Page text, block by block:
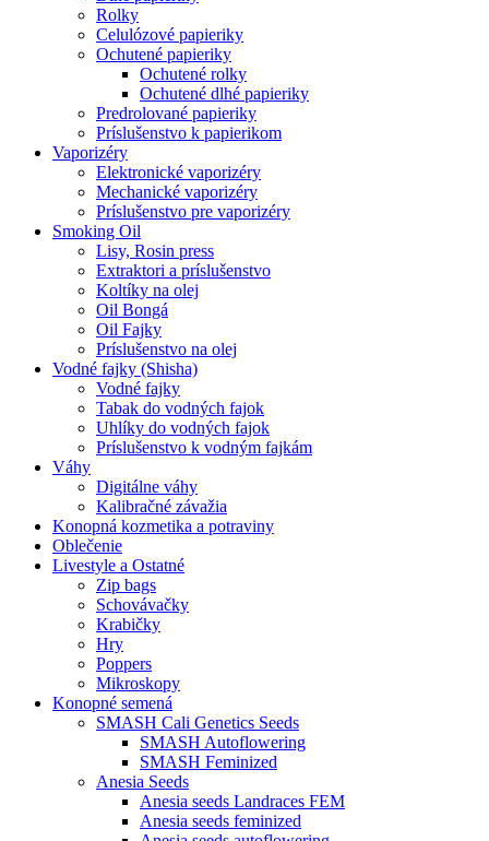
Rolky
Celulózové papieriky
Ochutené papieriky
Ochutené rolky
Ochutené dlhé papieriky
Predrolované papieriky
Príslušenstvo k papierikom
Vaporizéry
Elektronické vaporizéry
Mechanické vaporizéry
Príslušenstvo pre vaporizéry
Smoking Oil
Lisy, Rosin press
Extraktori a príslušenstvo
Koltíky na olej
Oil Bongá
Oil Fajky
Príslušenstvo na olej
Vodné fajky (Shisha)
Vodné fajky
Tabak do vodných fajok
Uhlíky do vodných fajok
Príslušenstvo k vodným fajkám
Váhy
Digitálne váhy
Kalibračné závažia
Konopná kozmetika a potraviny
Oblečenie
Livestyle a Ostatné
Zip bags
Schovávačky
Krabičky
Hry
Poppers
Mikroskopy
Konopné semená
SMASH Cali Genetics Seeds
SMASH Autoflowering
SMASH Feminized
Anesia Seeds
Anesia seeds Landraces FEM
Anesia seeds feminized